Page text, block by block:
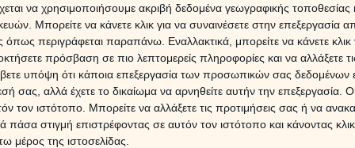
να χρησιμοποιήσουμε ακριβή δεδομένα γεωγραφικής τοποθεσίας
Μπορείτε να κάνετε κλικ για να συναινέσετε στην επεξεργασία
περιγράφεται παραπάνω. Εναλλακτικά, μπορείτε να κάνετε κλικ
πρόσβαση σε πιο λεπτομερείς πληροφορίες και να αλλάξετε
υπόψη ότι κάποια επεξεργασία των προσωπικών σας δεδομένων
σας, αλλά έχετε το δικαίωμα να αρνηθείτε αυτήν την επεξεργασία.
τον ιστότοπο. Μπορείτε να αλλάξετε τις προτιμήσεις σας ή να
στιγμή επιστρέφοντας σε αυτόν τον ιστότοπο και κάνοντας
μέρος της ιστοσελίδας.
πολύ. Σύντομα ξαναβρίσκουν την ενεργητικότητά
αυξημένη ακριβώς στη μέρα τους, τη Δευτέρα.
και διαθέσεις να καταπιαστούν με πράγματα, σε τέτοιο
τουλάχιστον στα μάτια των άλλων.
στις
8
Ο